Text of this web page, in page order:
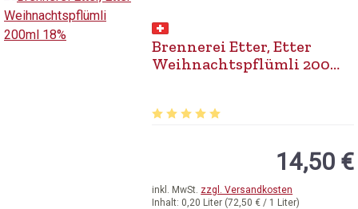
Brennerei Etter, Etter
Weihnachtspflümli 200ml
Inhalt: 0,20 Liter (72,50 € / 1 Liter)
inkl. MwSt. zzgl. Versandkosten
14,50 €